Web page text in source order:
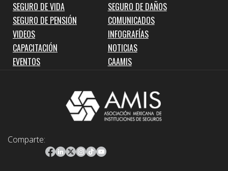
SEGURO DE VIDA
SEGURO DE DAÑOS
SEGURO DE PENSIÓN
COMUNICADOS
VIDEOS
INFOGRAFÍAS
CAPACITACIÓN
NOTICIAS
EVENTOS
CAAMIS
Comparte: